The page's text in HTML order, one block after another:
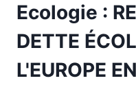
Ecologie :
DETTE
L'EUROPE